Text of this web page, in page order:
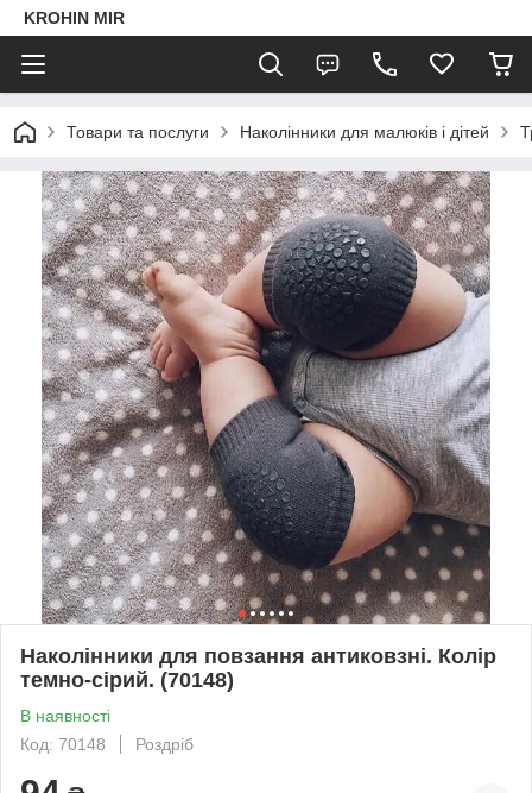
KROHIN MIR
Товари та послуги Наколінники для малюків і дітей
Наколінники для повзання антиковзні. Колір
темно-сірий. (70148)
В наявності
Код: 70148
Роздріб